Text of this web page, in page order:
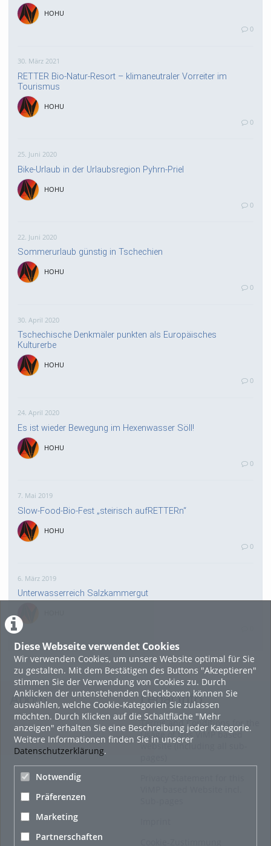
Diese Webseite verwendet Cookies
Wir verwenden Cookies, um unsere Website optimal für Sie
zu gestalten. Mit dem Bestätigen des Buttons "Akzeptieren"
stimmen Sie der Verwendung von Cookies zu. Durch
Anklicken der untenstehenden Checkboxen können Sie
auswählen, welche Cookie-Kategorien Sie zulassen
möchten. Durch Klicken auf die Schaltfläche "Mehr
anzeigen" erhalten Sie eine Beschreibung jeder Kategorie.
Weitere Informationen finden Sie in unserer
Datenschutzerklärung.
Notwendig
Präferenzen
Marketing
Partnerschaften
HOHU
0
30. März 2021
RETTER Bio-Natur-Resort – klimaneutraler Vorreiter im
Tourismus
HOHU
0
25. Juni 2020
Bike-Urlaub in der Urlaubsregion Pyhrn-Priel
HOHU
0
22. Juni 2020
Sommerurlaub günstig in Tschechien
HOHU
0
30. April 2020
Tschechische Denkmäler punkten als Europäisches
Kulturerbe
HOHU
0
24. April 2020
Es ist wieder Bewegung im Hexenwasser Söll!
HOHU
0
7. Mai 2019
Slow-Food-Bio-Fest „steirisch aufRETTERn“
HOHU
0
6. März 2019
Unterwasserreich Salzkammergut
18. Mai 2017
BergZeitReise HOCHsteiermark: Zeit für´n Berg & die
HOCHsteirischen Etappen des Weitwanderweges „Vom
Gletscher zum Wein“
IMAGO
0
14. Oktober 2016
HOCHsteirischer Advent: Wilde Winterwanderwelt mit
Jagdhornklang, Gämsensprung, Barbarabier und
Lebzeltzauber
IMAGO
About Legal Info
Terms and Conditions for the
Usage of this ViMP based
website (including all sub-